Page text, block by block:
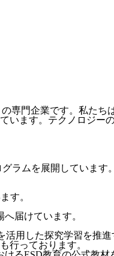
専門企業です。私たち
います。テクノロジー
ラムを展開しています
す。
届けています。
用した探究学習を推
行っております。